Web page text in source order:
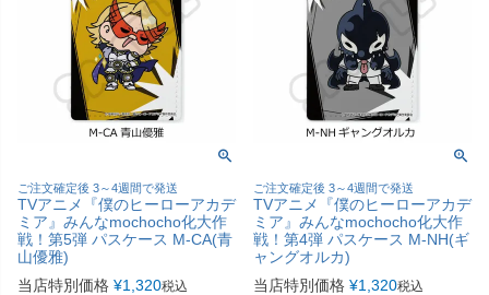
ご注文確定後 3～4週間で発送
TVアニメ『僕のヒーローアカデ
ミア』みんなmochocho化大作
戦！第5弾 パスケース M-CA(青
山優雅)
当店特別価格 ¥1,320税込
ご注文確定後 3～4週間で発送
TVアニメ『僕のヒーローアカデ
ミア』みんなmochocho化大作
戦！第4弾 パスケース M-NH(ギ
ャングオルカ)
当店特別価格 ¥1,320税込